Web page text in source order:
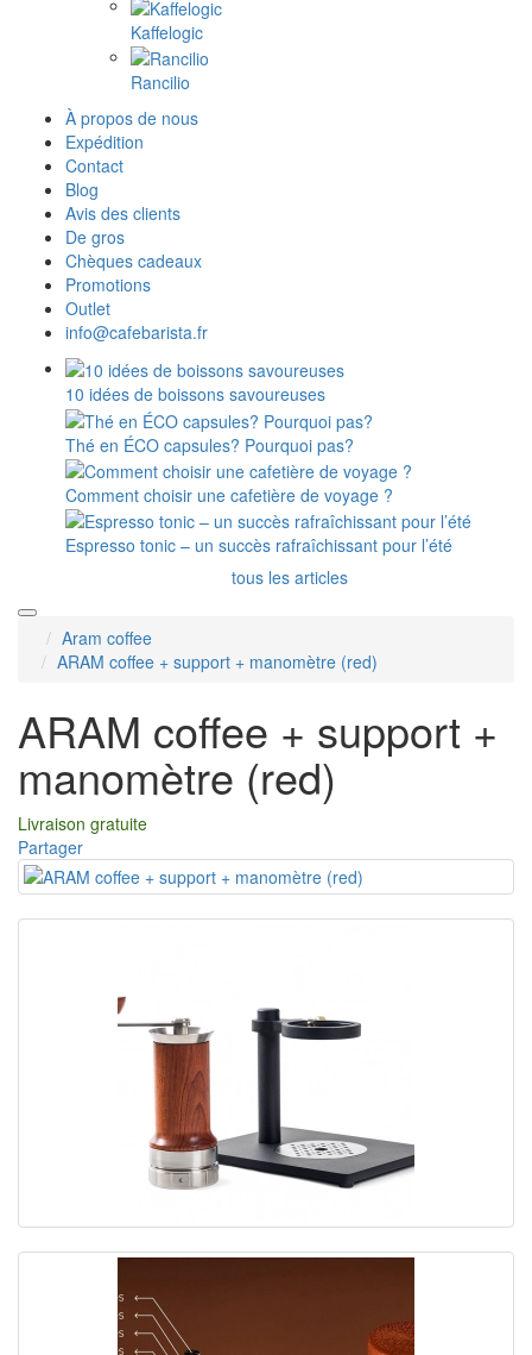
Kaffelogic
Rancilio
À propos de nous
Expédition
Contact
Blog
Avis des clients
De gros
Chèques cadeaux
Promotions
Outlet
info@cafebarista.fr
10 idées de boissons savoureuses
Thé en ÉCO capsules? Pourquoi pas?
Comment choisir une cafetière de voyage ?
Espresso tonic – un succès rafraîchissant pour l’été
tous les articles
Aram coffee
ARAM coffee + support + manomètre (red)
ARAM coffee + support +
manomètre (red)
Livraison gratuite
Partager